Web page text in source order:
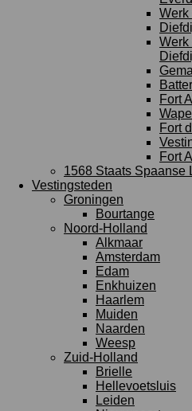
Werk
Werk
Fort
Fort
Fort
1568 Staats Spaanse
Vestingsteden
Groningen
Bourtange
Noord-Holland
Alkmaar
Amsterdam
Edam
Enkhuizen
Haarlem
Muiden
Naarden
Weesp
Zuid-Holland
Brielle
Hellevoetsluis
Leiden